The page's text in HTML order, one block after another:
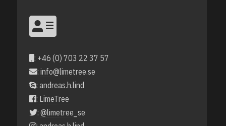
: +46 (0) 703 22 37 57
: info@limetree.se
: andreas.h.lind
: LimeTree
: @limetree_se